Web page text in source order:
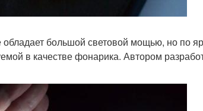
большой световой мощью, но по
в качестве фонарика. Автором